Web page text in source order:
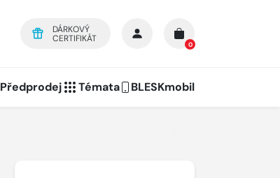
DÁRKOVÝ
CERTIFIKÁT
0
Předprodej Témata BLESKmobil